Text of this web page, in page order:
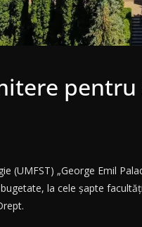
(UMFST) „George Emil
la cele şapte